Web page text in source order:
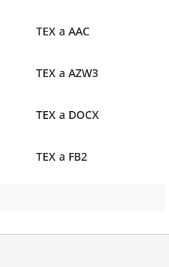
TEX a AAC
TEX a AZW3
TEX a DOCX
TEX a FB2